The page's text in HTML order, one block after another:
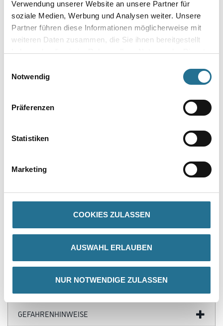
Verwendung unserer Website an unsere Partner für
soziale Medien, Werbung und Analysen weiter. Unsere
Partner führen diese Informationen möglicherweise mit
weiteren Daten zusammen, die Sie ihnen bereitgestellt
haben oder die sie im Rahmen Ihrer Nutzung der Dienste
Notwendig
Präferenzen
Statistiken
Marketing
COOKIES ZULASSEN
AUSWAHL ERLAUBEN
NUR NOTWENDIGE ZULASSEN
Gebinde
Produkteigenschaft
- Produktart: Vlies-Tapete
- Musteransatz: ansatzfrei
- Muster: bemustert
GEFAHRENHINWEISE